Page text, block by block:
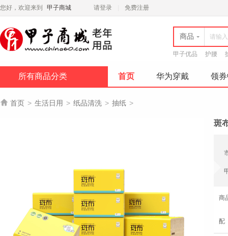
您好，欢迎来到 甲子商城 请登录 免费注册
商品
甲子优品 护腰
所有商品分类 首页 华为穿戴 领
 首页 > 生活日用 > 纸品清洗 > 抽纸 >
斑
商